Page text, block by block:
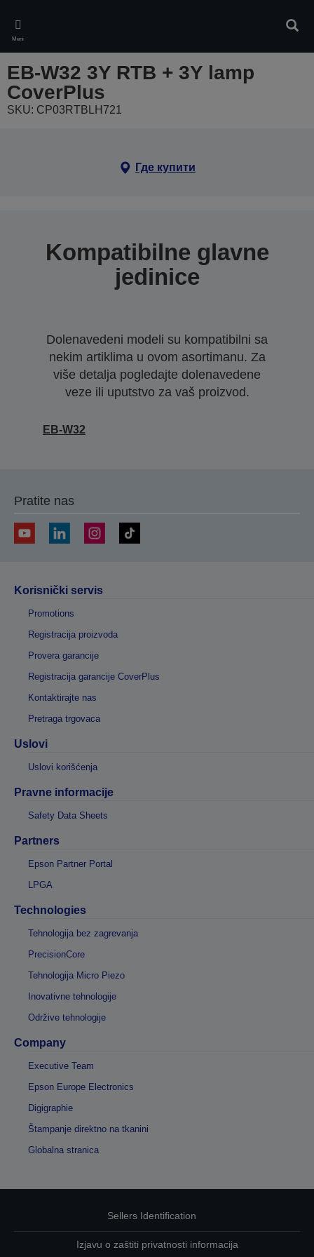
main
content
Meni
EB-W32 3Y RTB + 3Y lamp
CoverPlus
SKU: CP03RTBLH721
Где купити
Kompatibilne glavne
jedinice
Dolenavedeni modeli su kompatibilni sa
nekim artiklima u ovom asortimanu. Za
više detalja pogledajte dolenavedene
veze ili uputstvo za vaš proizvod.
EB-W32
Pratite nas
Korisnički servis
Promotions
Registracija proizvoda
Provera garancije
Registracija garancije CoverPlus
Kontaktirajte nas
Pretraga trgovaca
Uslovi
Uslovi korišćenja
Pravne informacije
Safety Data Sheets
Partners
Epson Partner Portal
LPGA
Technologies
Tehnologija bez zagrevanja
PrecisionCore
Tehnologija Micro Piezo
Inovativne tehnologije
Održive tehnologije
Company
Executive Team
Epson Europe Electronics
Digigraphie
Štampanje direktno na tkanini
Globalna stranica
Sellers Identification
Izjavu o zaštiti privatnosti informacija